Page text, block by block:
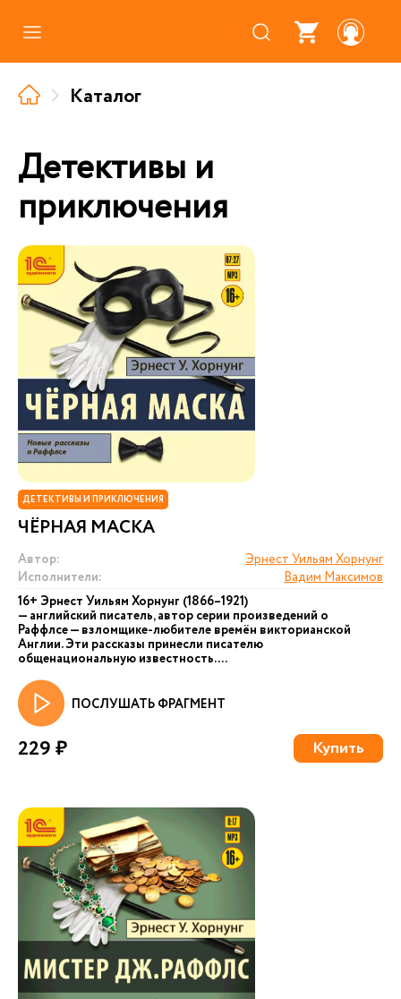
Где купить
Про аудиокниги
О нас
Партнерам
Каталог
Детективы и
приключения
ДЕТЕКТИВЫ И ПРИКЛЮЧЕНИЯ
ЧЁРНАЯ МАСКА
Автор:
Эрнест Уильям Хорнунг
Исполнители:
Вадим Максимов
16+ Эрнест Уильям Хорнунг (1866–1921)
— английский писатель, автор серии произведений о
Раффлсе — взломщике-любителе времён викторианской
Англии. Эти рассказы принесли писателю
общенациональную известность. ...
ПОСЛУШАТЬ ФРАГМЕНТ
229 ₽ Купить